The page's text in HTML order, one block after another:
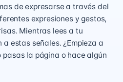
de expresarse a través del
expresiones y gestos,
Mientras lees a tu
estas señales. ¿Empieza a
la página o hace algún